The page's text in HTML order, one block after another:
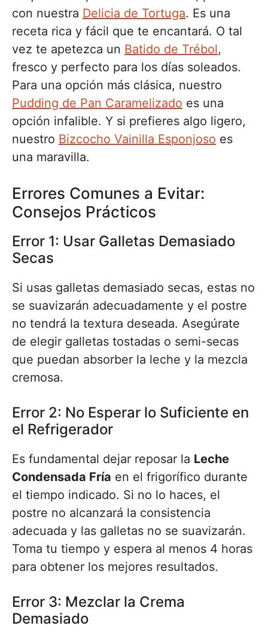
con nuestra Delicia de Tortuga. Es una
receta rica y fácil que te encantará. O tal
vez te apetezca un Batido de Trébol,
fresco y perfecto para los días soleados.
Para una opción más clásica, nuestro
Pudding de Pan Caramelizado es una
opción infalible. Y si prefieres algo ligero,
nuestro Bizcocho Vainilla Esponjoso es
una maravilla.
Errores Comunes a Evitar:
Consejos Prácticos
Error 1: Usar Galletas Demasiado
Secas
Si usas galletas demasiado secas, estas no
se suavizarán adecuadamente y el postre
no tendrá la textura deseada. Asegúrate
de elegir galletas tostadas o semi-secas
que puedan absorber la leche y la mezcla
cremosa.
Error 2: No Esperar lo Suficiente en
el Refrigerador
Es fundamental dejar reposar la Leche
Condensada Fría en el frigorífico durante
el tiempo indicado. Si no lo haces, el
postre no alcanzará la consistencia
adecuada y las galletas no se suavizarán.
Toma tu tiempo y espera al menos 4 horas
para obtener los mejores resultados.
Error 3: Mezclar la Crema
Demasiado